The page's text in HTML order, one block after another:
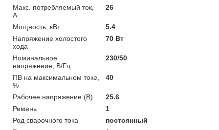
Макс. потребляемый ток,
А
26
Мощность, кВт
5.4
Напряжение холостого
хода
70 Вт
Номинальное
напряжение, В/Гц
230/50
ПВ на максимальном токе,
%
40
Рабочее напряжение (В)
25.6
Ремень
1
Род сварочного тока
постоянный